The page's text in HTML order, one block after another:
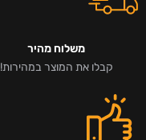
משלוח מהיר
קבלו את המוצר במהירות!